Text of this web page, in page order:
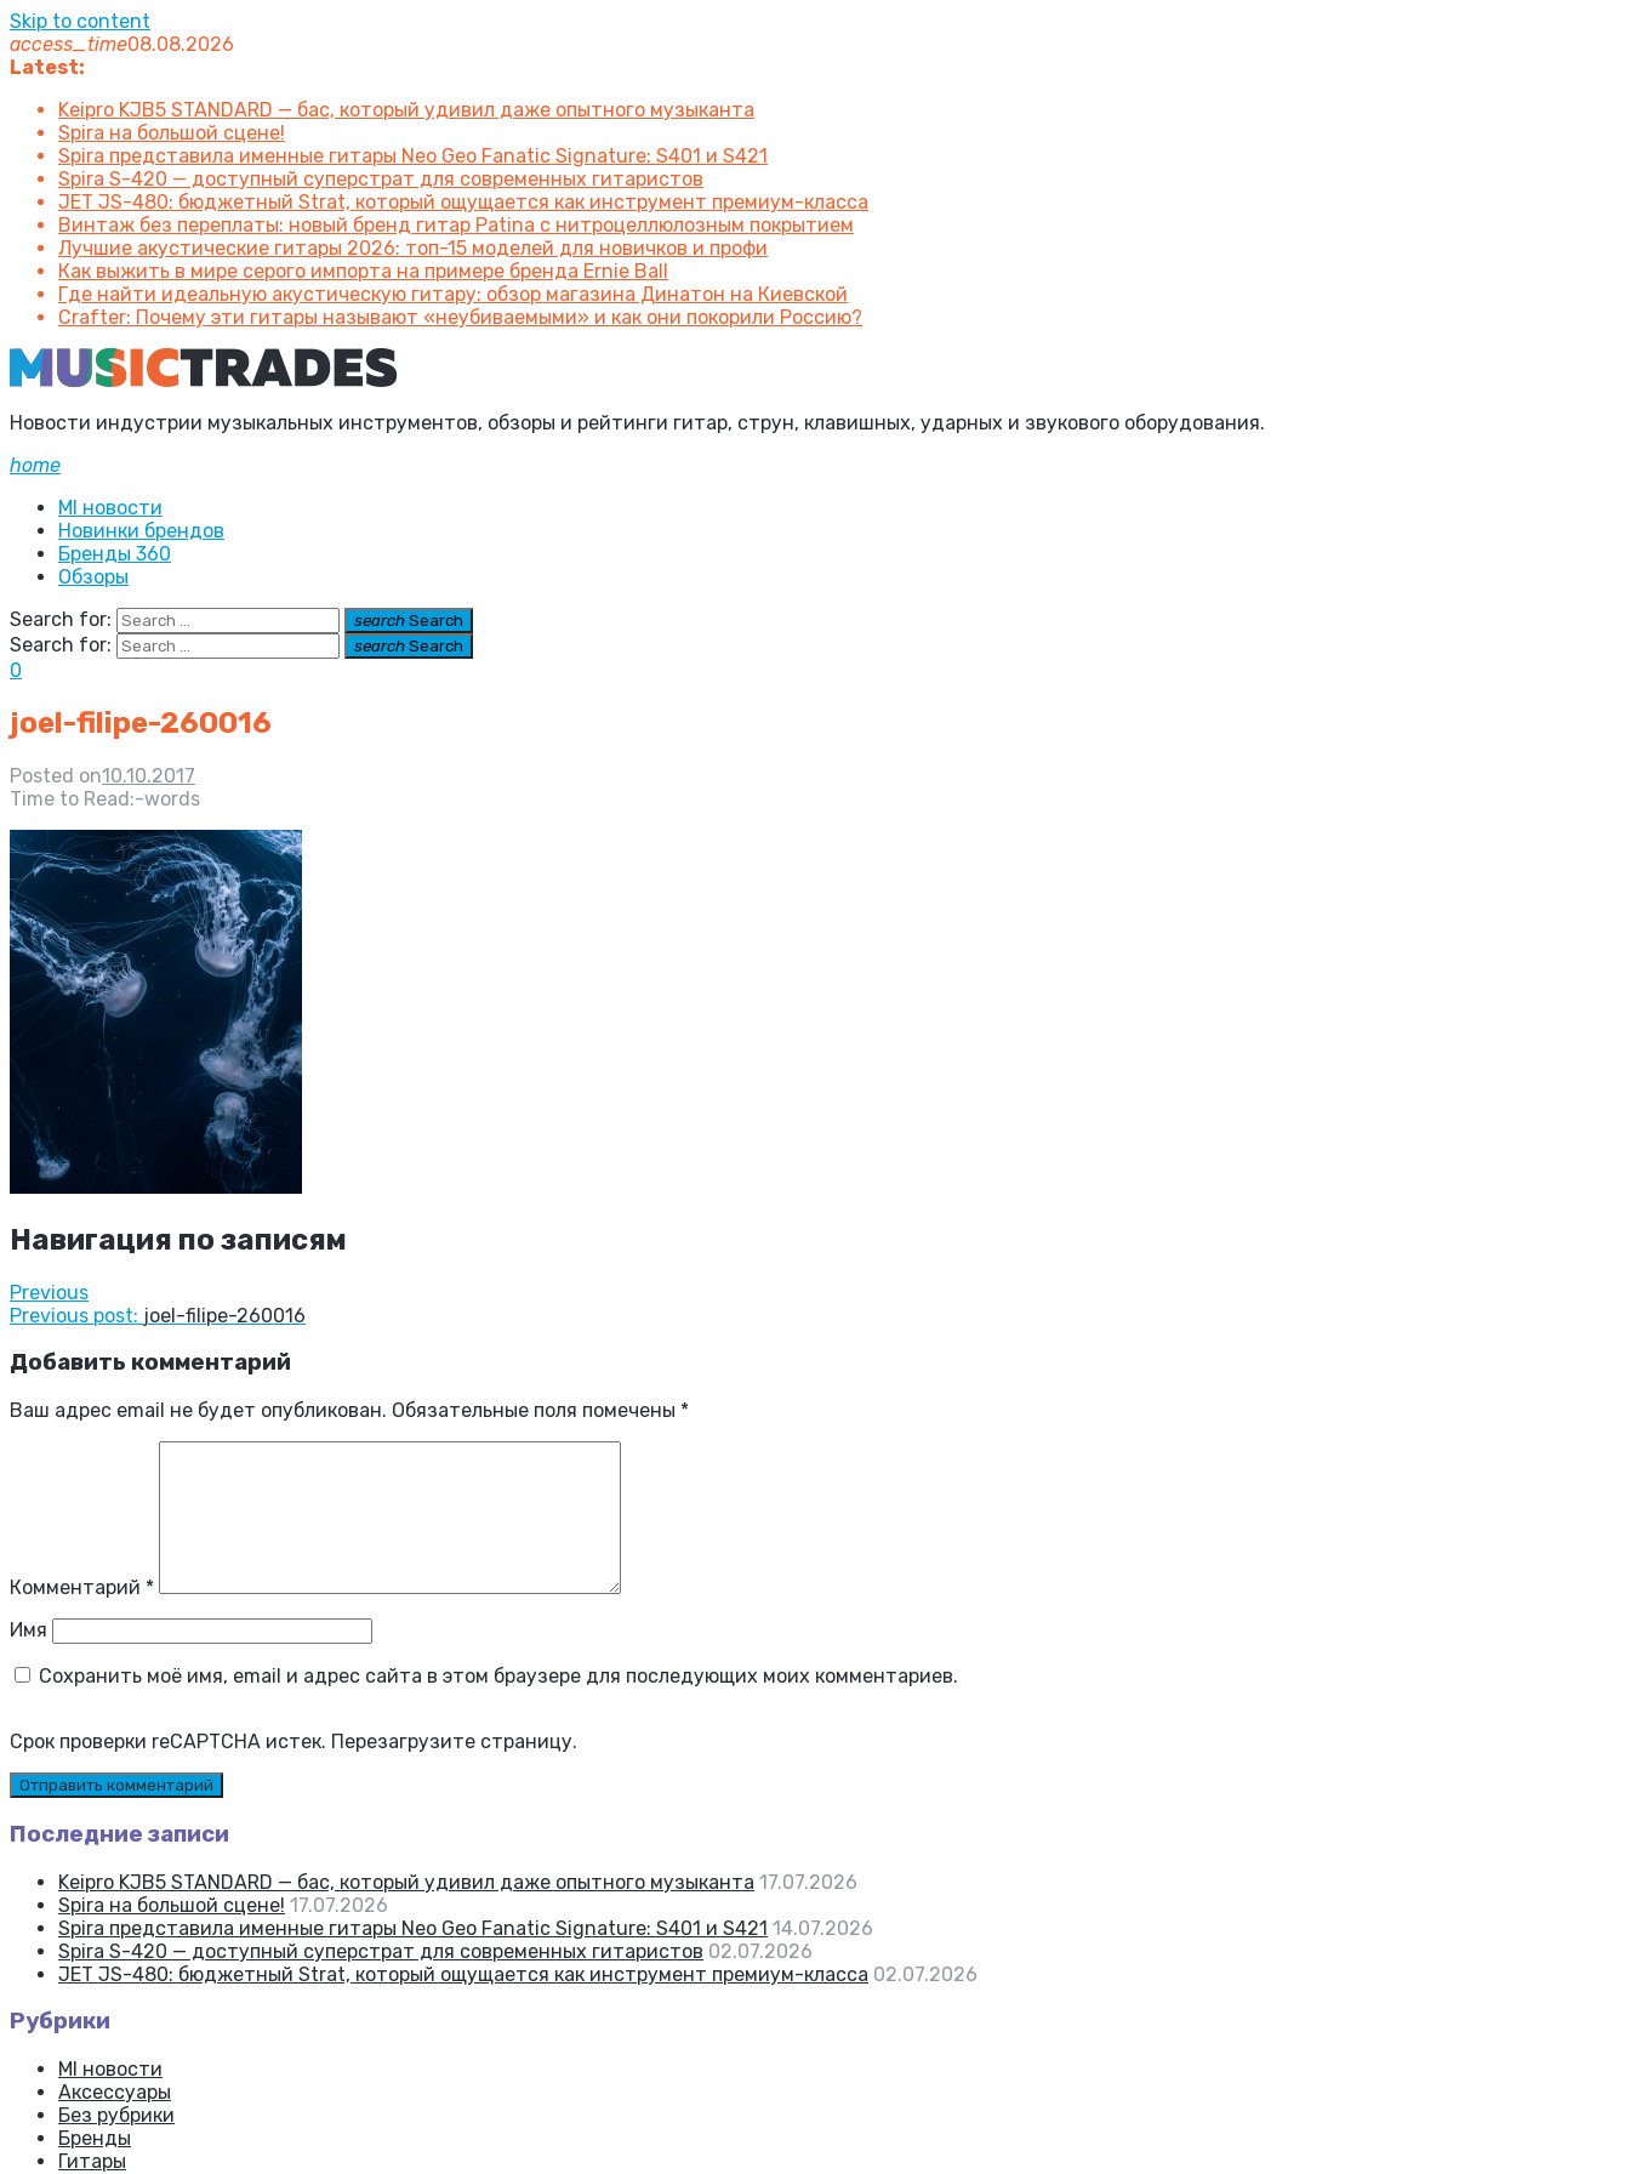
Skip to content
access_time08.08.2026
Latest:
Keipro KJB5 STANDARD — бас, который удивил даже опытного музыканта
Spira на большой сцене!
Spira представила именные гитары Neo Geo Fanatic Signature: S401 и S421
Spira S-420 — доступный суперстрат для современных гитаристов
JET JS-480: бюджетный Strat, который ощущается как инструмент премиум-класса
Винтаж без переплаты: новый бренд гитар Patina с нитроцеллюлозным покрытием
Лучшие акустические гитары 2026: топ-15 моделей для новичков и профи
Как выжить в мире серого импорта на примере бренда Ernie Ball
Где найти идеальную акустическую гитару: обзор магазина Динатон на Киевской
Crafter: Почему эти гитары называют «неубиваемыми» и как они покорили Россию?
Новости индустрии музыкальных инструментов, обзоры и рейтинги гитар, струн, клавишных, ударных и звукового оборудования.
home
MI новости
Новинки брендов
Бренды 360
Обзоры
Search for:
search Search
Search for: search Search
0
joel-filipe-260016
Posted on10.10.2017
Time to Read:-words
Навигация по записям
Previous
Previous post: joel-filipe-260016
Добавить комментарий
Ваш адрес email не будет опубликован. Обязательные поля помечены *
Комментарий *
Имя
Сохранить моё имя, email и адрес сайта в этом браузере для последующих моих комментариев.
Срок проверки reCAPTCHA истек. Перезагрузите страницу.
Последние записи
Keipro KJB5 STANDARD — бас, который удивил даже опытного музыканта 17.07.2026
Spira на большой сцене! 17.07.2026
Spira представила именные гитары Neo Geo Fanatic Signature: S401 и S421 14.07.2026
Spira S-420 — доступный суперстрат для современных гитаристов 02.07.2026
JET JS-480: бюджетный Strat, который ощущается как инструмент премиум-класса 02.07.2026
Рубрики
MI новости
Аксессуары
Без рубрики
Бренды
Гитары